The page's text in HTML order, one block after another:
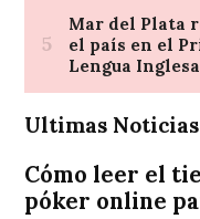
Ultimas
Cómo leer el
póker online